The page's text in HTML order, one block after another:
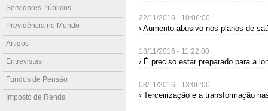
Servidores Públicos
Previdência no Mundo
Artigos
Entrevistas
Fundos de Pensão
Imposto de Renda
22/11/2016 - 10:06:00
› Aumento abusivo nos planos de
18/11/2016 - 11:22:00
› É preciso estar preparado para a
08/11/2016 - 13:06:00
› Terceirização e a transformação